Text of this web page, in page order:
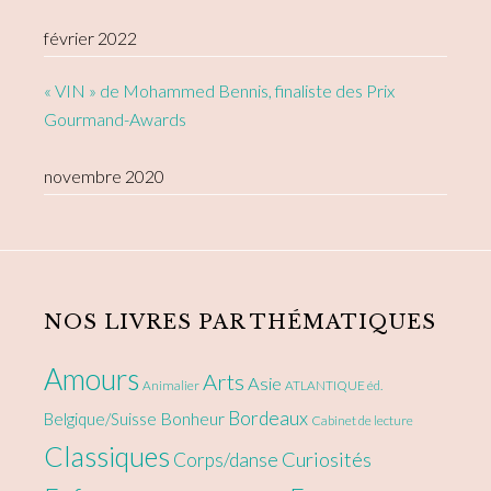
février 2022
« VIN » de Mohammed Bennis, finaliste des Prix
Gourmand-Awards
novembre 2020
NOS LIVRES PAR THÉMATIQUES
Amours Animalier Arts Asie ATLANTIQUE éd.
Belgique/Suisse Bonheur Bordeaux Cabinet de lecture
Classiques Corps/danse Curiosités